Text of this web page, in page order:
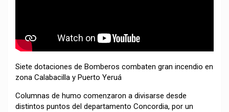
Siete dotaciones de Bomberos combaten gran incendio en
zona Calabacilla y Puerto Yeruá
Columnas de humo comenzaron a divisarse desde
distintos puntos del departamento Concordia, por un